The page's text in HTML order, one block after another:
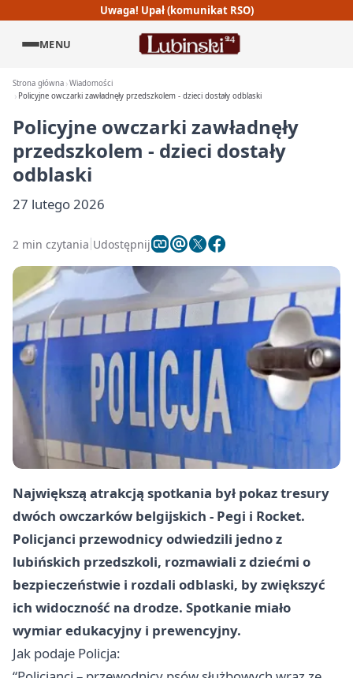
Uwaga! Upał (komunikat RSO)
MENU
Strona główna Wiadomości
Policyjne owczarki zawładnęły przedszkolem - dzieci dostały odblaski
Policyjne owczarki zawładnęły
przedszkolem - dzieci dostały
odblaski
27 lutego 2026
2 min czytania Udostępnij
Największą atrakcją spotkania był pokaz tresury
dwóch owczarków belgijskich - Pegi i Rocket.
Policjanci przewodnicy odwiedzili jedno z
lubińskich przedszkoli, rozmawiali z dziećmi o
bezpieczeństwie i rozdali odblaski, by zwiększyć
ich widoczność na drodze. Spotkanie miało
wymiar edukacyjny i prewencyjny.
Jak podaje Policja: